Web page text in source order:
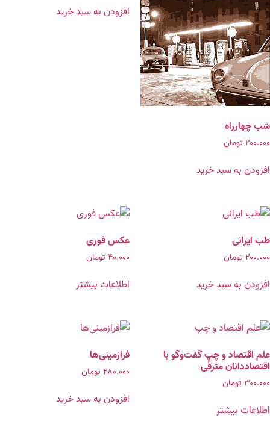
شب چهارراه
۲۰۰.۰۰۰ تومان
افزودن به سبد خرید
افزودن به سبد خرید
طب ایرانی
۲۰۰.۰۰۰ تومان
افزودن به سبد خرید
عکس فوری
۴۰.۰۰۰ تومان
اطلاعات بیشتر
علم اقتصاد و چپ گفت‌وگو با
اقتصاددانان مترقّی
۳۰۰.۰۰۰ تومان
اطلاعات بیشتر
فرازمینی‌ها
۲۸۰.۰۰۰ تومان
افزودن به سبد خرید